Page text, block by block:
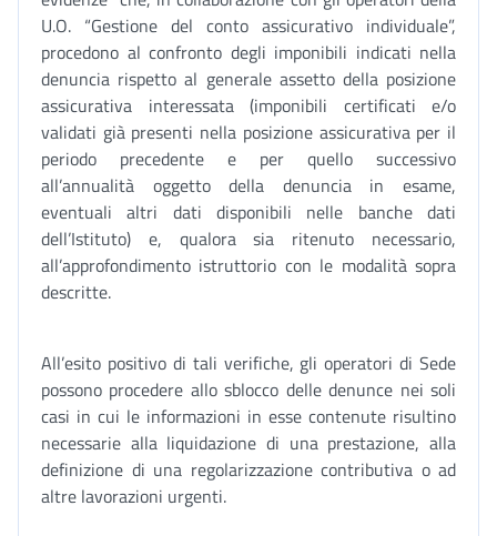
U.O. “Gestione del conto assicurativo individuale”,
procedono al confronto degli imponibili indicati nella
denuncia rispetto al generale assetto della posizione
assicurativa interessata (imponibili certificati e/o
validati già presenti nella posizione assicurativa per il
periodo precedente e per quello successivo
all’annualità oggetto della denuncia in esame,
eventuali altri dati disponibili nelle banche dati
dell’Istituto) e, qualora sia ritenuto necessario,
all’approfondimento istruttorio con le modalità sopra
descritte.
All’esito positivo di tali verifiche, gli operatori di Sede
possono procedere allo sblocco delle denunce nei soli
casi in cui le informazioni in esse contenute risultino
necessarie alla liquidazione di una prestazione, alla
definizione di una regolarizzazione contributiva o ad
altre lavorazioni urgenti.